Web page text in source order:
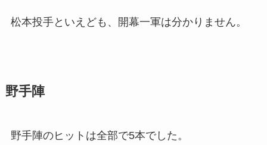
松本投手といえども、開幕一軍は分かりません。
野手陣
野手陣のヒットは全部で5本でした。